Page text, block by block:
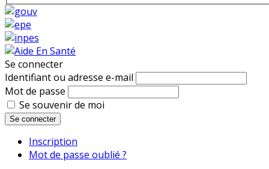
Se connecter
Identifiant ou adresse e-mail
Mot de passe
Se souvenir de moi
Se connecter
Inscription
Mot de passe oublié ?